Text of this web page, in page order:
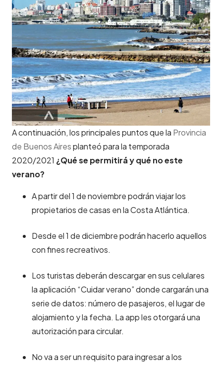
A continuación, los principales puntos que la Provincia
de Buenos Airesplanteó para la temporada
2020/2021 ¿Qué se permitirá y qué no este
verano?
A partir del 1 de noviembre podrán viajar los
propietarios de casas en la Costa Atlántica.
Desde el 1 de diciembre podrán hacerlo aquellos
con fines recreativos.
Los turistas deberán descargar en sus celulares
la aplicación “Cuidar verano” donde cargarán una
serie de datos: número de pasajeros, el lugar de
alojamiento y la fecha. La app les otorgará una
autorización para circular.
No va a ser un requisito para ingresar a los